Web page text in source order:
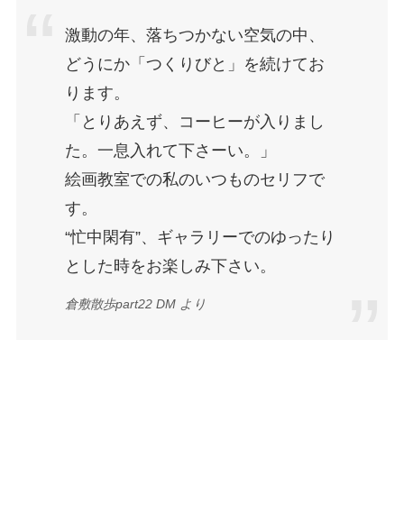
激動の年、落ちつかない空気の中、
どうにか「つくりびと」を続けてお
ります。
「とりあえず、コーヒーが入りまし
た。一息入れて下さーい。」
絵画教室での私のいつものセリフで
す。
“忙中閑有”、ギャラリーでのゆったり
とした時をお楽しみ下さい。
倉敷散歩part22 DM より